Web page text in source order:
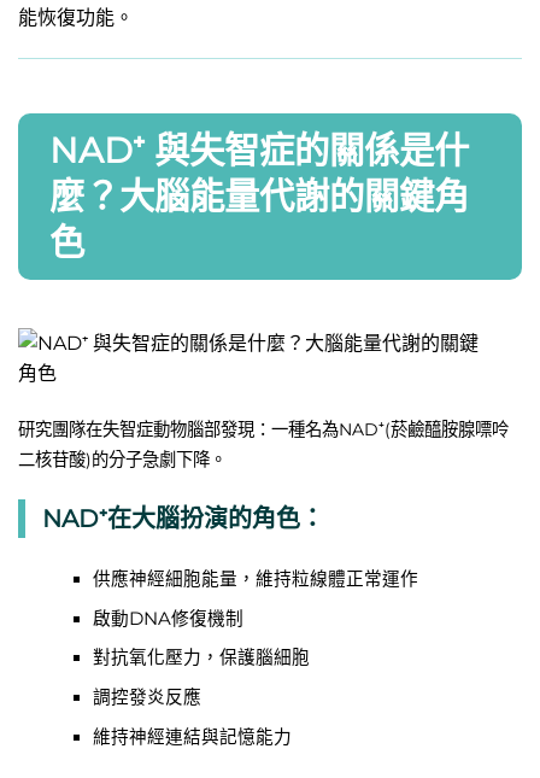
能恢復功能。
​NAD⁺ 與失智症的關係是什
麼？大腦能量代謝的關鍵角
色
研究團隊在失智症動物腦部發現：一種名為NAD⁺(菸鹼醯胺腺嘌呤
二核苷酸)的分子急劇下降。
NAD⁺在大腦扮演的角色：
供應神經細胞能量，維持粒線體正常運作
啟動DNA修復機制
對抗氧化壓力，保護腦細胞
調控發炎反應
維持神經連結與記憶能力